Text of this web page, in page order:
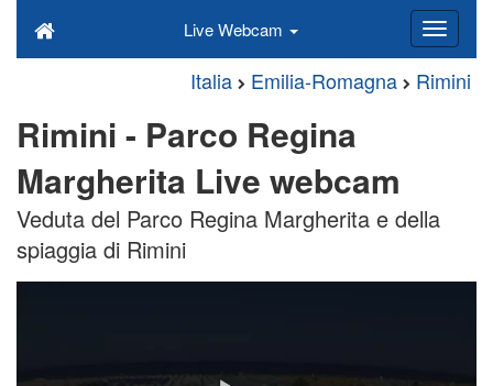
Live Webcam
Italia Emilia-Romagna Rimini
Rimini - Parco Regina
Margherita Live webcam
Veduta del Parco Regina Margherita e della
spiaggia di Rimini